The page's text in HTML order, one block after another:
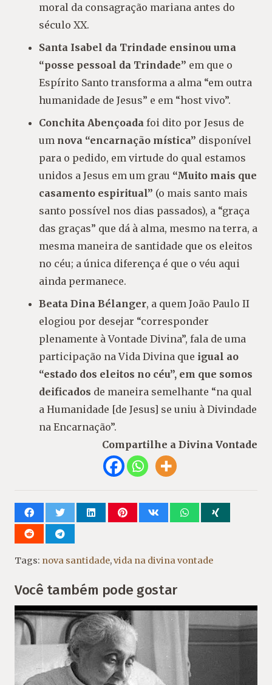
moral da consagração mariana antes do
século XX.
Santa Isabel da Trindade ensinou uma
“posse pessoal da Trindade” em que o
Espírito Santo transforma a alma “em outra
humanidade de Jesus” e em “host vivo”.
Conchita Abençoada foi dito por Jesus de
um nova “encarnação mística” disponível
para o pedido, em virtude do qual estamos
unidos a Jesus em um grau “Muito mais que
casamento espiritual” (o mais santo mais
santo possível nos dias passados), a “graça
das graças” que dá à alma, mesmo na terra, a
mesma maneira de santidade que os eleitos
no céu; a única diferença é que o véu aqui
ainda permanece.
Beata Dina Bélanger, a quem João Paulo II
elogiou por desejar “corresponder
plenamente à Vontade Divina”, fala de uma
participação na Vida Divina que igual ao
“estado dos eleitos no céu”, em que somos
deificados de maneira semelhante “na qual
a Humanidade [de Jesus] se uniu à Divindade
na Encarnação”.
Compartilhe a Divina Vontade
Tags: nova santidade,vida na divina vontade
Você também pode gostar